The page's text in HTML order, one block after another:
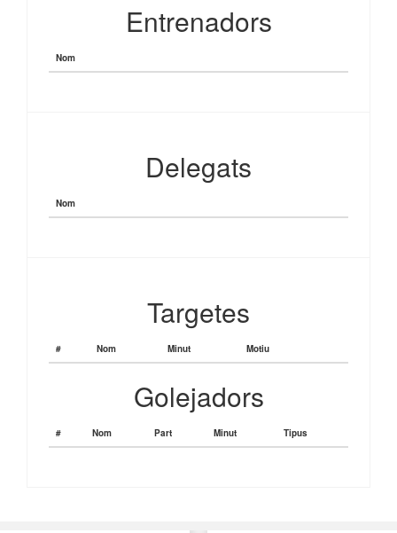
Entrenadors
Nom
Delegats
Nom
Targetes
# Nom Minut Motiu
Golejadors
# Nom Part Minut Tipus